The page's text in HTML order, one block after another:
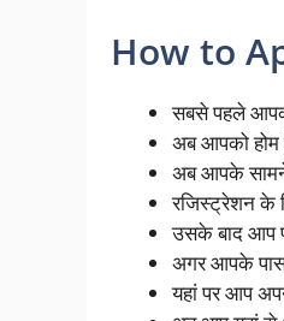
How to
सबसे पहले
अब आपको होम
अब आपके
रजिस्ट्रेशन के
उसके बाद आप
अगर आपके
यहां पर आप